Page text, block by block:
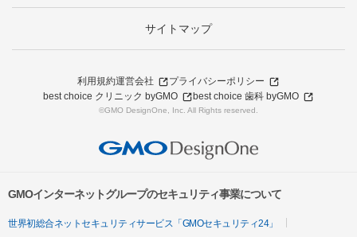
サイトマップ
利用規約運営会社
プライバシーポリシー
best choice クリニック byGMO
best choice 歯科 byGMO
©GMO DesignOne, Inc. All Rights reserved.
GMOインターネットグループのセキュリティ事業について
世界初総合ネットセキュリティサービス「GMOセキュリティ24」